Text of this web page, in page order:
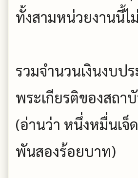
ทั้งสามหน่วยงานนี้ไ
รวมจำนวนเงินงบ
พระเกียรติของสถ
(อ่านว่า หนึ่งหมื่นเ
พันสองร้อยบาท)